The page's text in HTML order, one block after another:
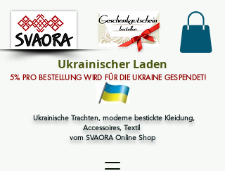
Ukrainische Trachten, moderne bestickte Kleidung,
Accessoires, Textil
vom SVAORA Online Shop
5% PRO BESTELLUNG WIRD FÜR DIE UKRAINE GESPENDET!
Ukrainischer Laden